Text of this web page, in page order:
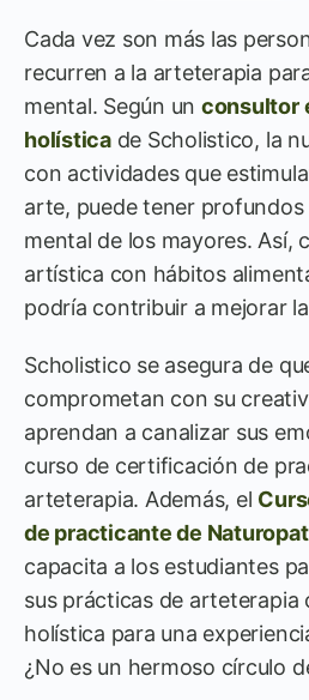
Cada vez son más las
recurren a la arteterapia
mental. Según un consultor
holísticade Scholistico, la
con actividades que
arte, puede tener profundos
mental de los mayores. Así,
artística con hábitos
podría contribuir a mejorar
Scholistico se asegura de
comprometan con su
aprendan a canalizar sus
curso de certificación de
arteterapia. Además, el
de practicante de
capacita a los estudiantes
sus prácticas de arteterapia
holística para una
¿No es un hermoso círculo